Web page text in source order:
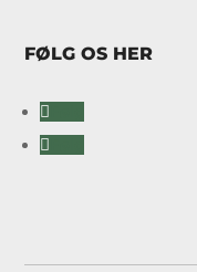
FØLG OS HER